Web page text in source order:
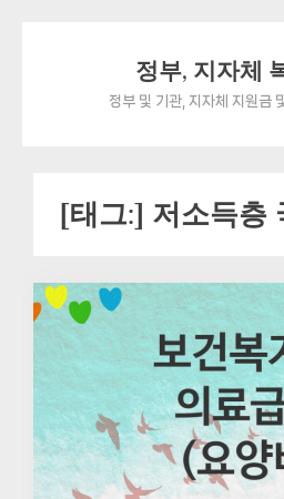
정부, 지자체
정부 및 기관, 지자체 지원금
[태그:] 저소득층